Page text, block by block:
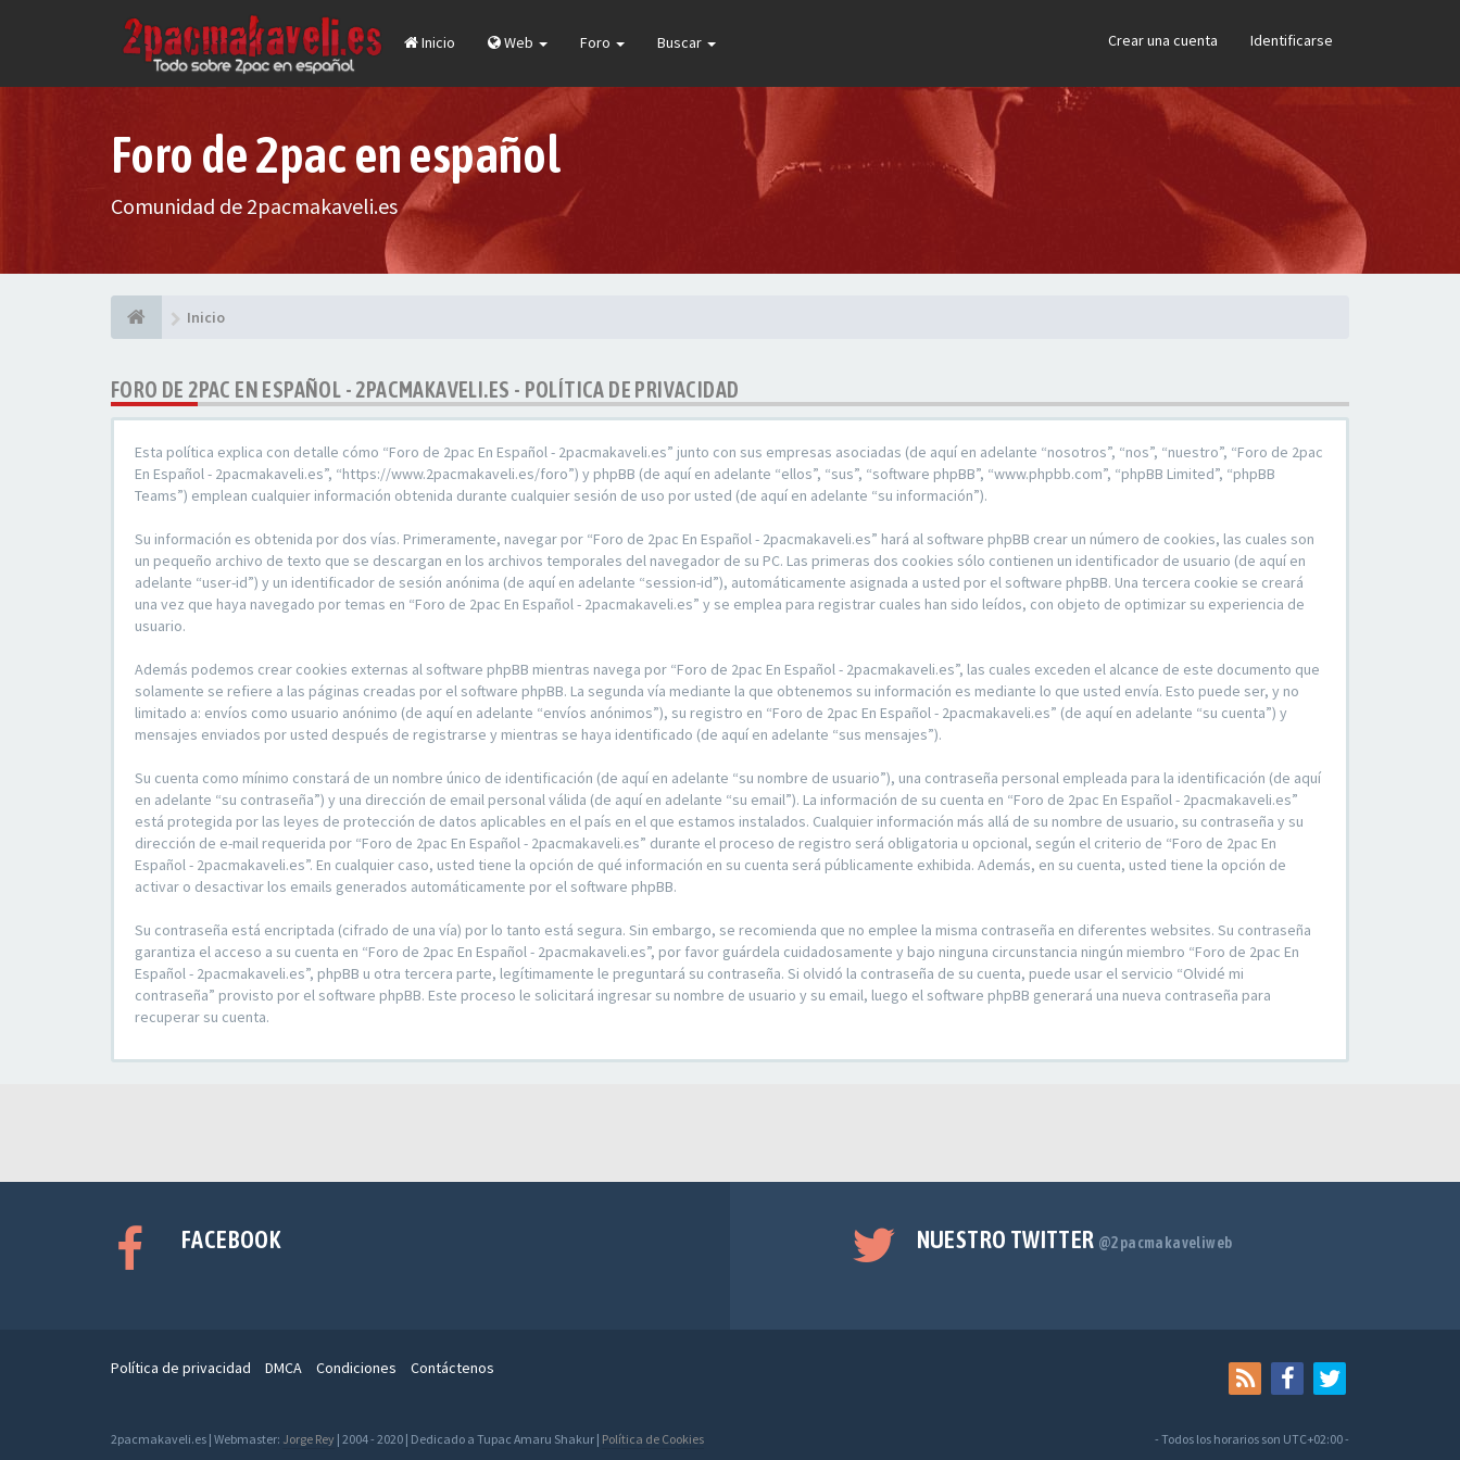
Inicio Web Foro Buscar Crear una cuenta Identificarse
Foro de 2pac en español
Comunidad de 2pacmakaveli.es
Inicio
FORO DE 2PAC EN ESPAÑOL - 2PACMAKAVELI.ES - POLÍTICA DE PRIVACIDAD
Esta política explica con detalle cómo “Foro de 2pac En Español - 2pacmakaveli.es” junto con sus empresas asociadas (de aquí en adelante “nosotros”, “nos”, “nuestro”, “Foro de 2pac
En Español - 2pacmakaveli.es”, “https://www.2pacmakaveli.es/foro”) y phpBB (de aquí en adelante “ellos”, “sus”, “software phpBB”, “www.phpbb.com”, “phpBB Limited”, “phpBB
Teams”) emplean cualquier información obtenida durante cualquier sesión de uso por usted (de aquí en adelante “su información”).
Su información es obtenida por dos vías. Primeramente, navegar por “Foro de 2pac En Español - 2pacmakaveli.es” hará al software phpBB crear un número de cookies, las cuales son
un pequeño archivo de texto que se descargan en los archivos temporales del navegador de su PC. Las primeras dos cookies sólo contienen un identificador de usuario (de aquí en
adelante “user-id”) y un identificador de sesión anónima (de aquí en adelante “session-id”), automáticamente asignada a usted por el software phpBB. Una tercera cookie se creará
una vez que haya navegado por temas en “Foro de 2pac En Español - 2pacmakaveli.es” y se emplea para registrar cuales han sido leídos, con objeto de optimizar su experiencia de
usuario.
Además podemos crear cookies externas al software phpBB mientras navega por “Foro de 2pac En Español - 2pacmakaveli.es”, las cuales exceden el alcance de este documento que
solamente se refiere a las páginas creadas por el software phpBB. La segunda vía mediante la que obtenemos su información es mediante lo que usted envía. Esto puede ser, y no
limitado a: envíos como usuario anónimo (de aquí en adelante “envíos anónimos”), su registro en “Foro de 2pac En Español - 2pacmakaveli.es” (de aquí en adelante “su cuenta”) y
mensajes enviados por usted después de registrarse y mientras se haya identificado (de aquí en adelante “sus mensajes”).
Su cuenta como mínimo constará de un nombre único de identificación (de aquí en adelante “su nombre de usuario”), una contraseña personal empleada para la identificación (de aquí
en adelante “su contraseña”) y una dirección de email personal válida (de aquí en adelante “su email”). La información de su cuenta en “Foro de 2pac En Español - 2pacmakaveli.es”
está protegida por las leyes de protección de datos aplicables en el país en el que estamos instalados. Cualquier información más allá de su nombre de usuario, su contraseña y su
dirección de e-mail requerida por “Foro de 2pac En Español - 2pacmakaveli.es” durante el proceso de registro será obligatoria u opcional, según el criterio de “Foro de 2pac En
Español - 2pacmakaveli.es”. En cualquier caso, usted tiene la opción de qué información en su cuenta será públicamente exhibida. Además, en su cuenta, usted tiene la opción de
activar o desactivar los emails generados automáticamente por el software phpBB.
Su contraseña está encriptada (cifrado de una vía) por lo tanto está segura. Sin embargo, se recomienda que no emplee la misma contraseña en diferentes websites. Su contraseña
garantiza el acceso a su cuenta en “Foro de 2pac En Español - 2pacmakaveli.es”, por favor guárdela cuidadosamente y bajo ninguna circunstancia ningún miembro “Foro de 2pac En
Español - 2pacmakaveli.es”, phpBB u otra tercera parte, legítimamente le preguntará su contraseña. Si olvidó la contraseña de su cuenta, puede usar el servicio “Olvidé mi
contraseña” provisto por el software phpBB. Este proceso le solicitará ingresar su nombre de usuario y su email, luego el software phpBB generará una nueva contraseña para
recuperar su cuenta.
FACEBOOK NUESTRO TWITTER @2pacmakaveliweb
Política de privacidad DMCA Condiciones Contáctenos
2pacmakaveli.es | Webmaster: Jorge Rey | 2004 - 2020 | Dedicado a Tupac Amaru Shakur | Política de Cookies - Todos los horarios son UTC+02:00-